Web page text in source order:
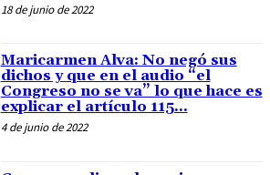
18 de junio de 2022
Maricarmen Alva: No negó sus
dichos y que en el audio “el
Congreso no se va” lo que hace es
explicar el artículo 115...
4 de junio de 2022